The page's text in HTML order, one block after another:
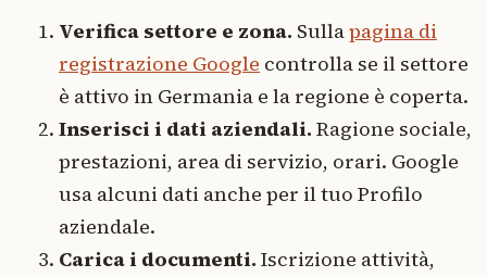
Verifica settore e zona. Sullapagina di
registrazione Google controlla se il settore
è attivo in Germania e la regione è coperta.
Inserisci i dati aziendali. Ragione sociale,
prestazioni, area di servizio, orari. Google
usa alcuni dati anche per il tuo Profilo
aziendale.
Carica i documenti. Iscrizione attività,